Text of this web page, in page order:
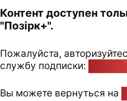
Контент доступен
"Позірк+".
Пожалуйста,
службу подписки:
Вы можете вернуться на